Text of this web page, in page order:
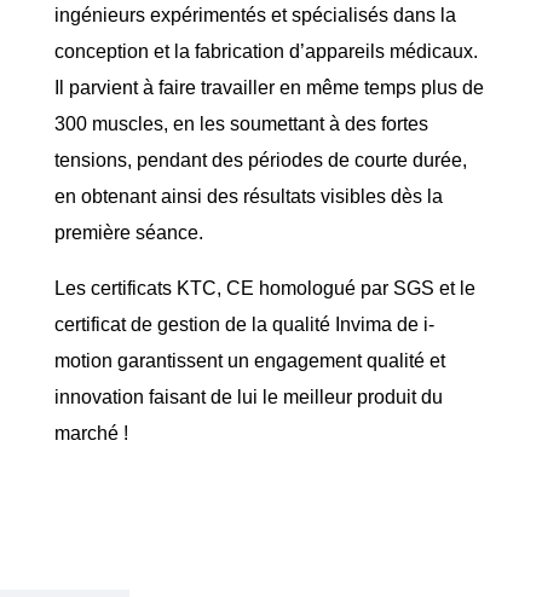
ingénieurs expérimentés et spécialisés dans la
conception et la fabrication d’appareils médicaux.
Il parvient à faire travailler en même temps plus de
300 muscles, en les soumettant à des fortes
tensions, pendant des périodes de courte durée,
en obtenant ainsi des résultats visibles dès la
première séance.
Les certificats KTC, CE homologué par SGS et le
certificat de gestion de la qualité Invima de i-
motion garantissent un engagement qualité et
innovation faisant de lui le meilleur produit du
marché !